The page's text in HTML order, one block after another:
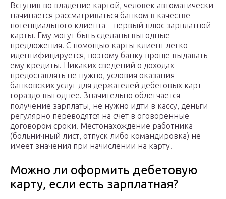
Вступив во владение картой, человек автоматически
начинается рассматриваться банком в качестве
потенциального клиента – первый плюс зарплатной
карты. Ему могут быть сделаны выгодные
предложения. С помощью карты клиент легко
идентифицируется, поэтому банку проще выдавать
ему кредиты. Никаких сведений о доходах
предоставлять не нужно, условия оказания
банковских услуг для держателей дебетовых карт
гораздо выгоднее. Значительно облегчается
получение зарплаты, не нужно идти в кассу, деньги
регулярно переводятся на счет в оговоренные
договором сроки. Местонахождение работника
(больничный лист, отпуск либо командировка) не
имеет значения при начислении на карту.
Можно ли оформить дебетовую
карту, если есть зарплатная?